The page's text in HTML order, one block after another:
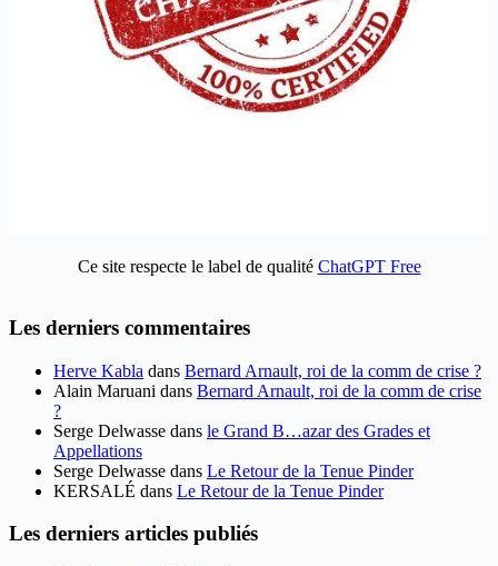
Ce site respecte le label de qualité ChatGPT Free
Les derniers commentaires
Herve Kabla dans Bernard Arnault, roi de la comm de crise ?
Alain Maruani dans Bernard Arnault, roi de la comm de crise
?
Serge Delwasse dans le Grand B…azar des Grades et
Appellations
Serge Delwasse dans Le Retour de la Tenue Pinder
KERSALÉ dans Le Retour de la Tenue Pinder
Les derniers articles publiés